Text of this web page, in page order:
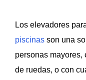
Los elevadores
piscinas son una
personas
de ruedas, o con